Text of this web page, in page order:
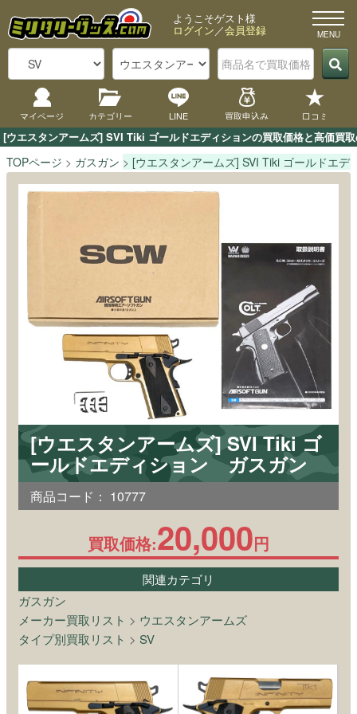
[ウエスタンアームズ] SVI Tiki ゴールドエディションの買取価格と高価買
ようこそゲスト様
ログイン／会員登録
マイページ カテゴリー LINE 買取申込み 口コミ
TOPページ ガスガン [ウエスタンアームズ] SVI Tiki ゴールドエデ
[ウエスタンアームズ] SVI Tiki ゴ
ールドエディション ガスガン
商品コード： 10777
買取価格:20,000円
関連カテゴリ
ガスガン
メーカー買取リスト > ウエスタンアームズ
タイプ別買取リスト > SV